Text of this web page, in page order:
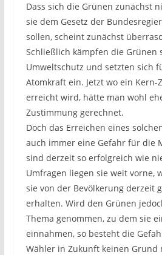
Dass sich die Grünen zunächst
sie dem Gesetz der
sollen, scheint zunächst
Schließlich kämpfen die Grünen
Umweltschutz und setzten sich
Atomkraft ein. Jetzt wo ein Kern-
erreicht wird, hätte man wohl
Zustimmung gerechnet.
Doch das Erreichen eines
auch immer eine Gefahr für die
sind derzeit so erfolgreich wie
Umfragen liegen sie weit vorne,
sie von der Bevölkerung derzeit
erhalten. Wird den Grünen
Thema genommen, zu dem sie
einnahmen, so besteht die
Wähler in Zukunft keinen Grund